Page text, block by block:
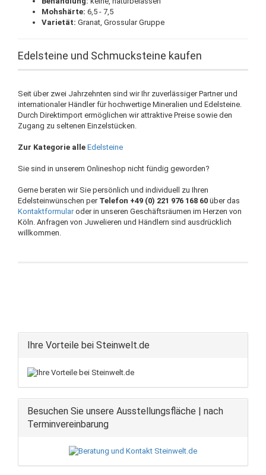
Mohshärte: 6,5 - 7,5
Varietät: Granat, Grossular Gruppe
Edelsteine und Schmucksteine kaufen
Seit über zwei Jahrzehnten sind wir Ihr zuverlässiger Partner und
internationaler Händler für hochwertige Mineralien und Edelsteine.
Durch Direktimport ermöglichen wir attraktive Preise sowie den
Zugang zu seltenen Einzelstücken.
Zur Kategorie alle Edelsteine
Sie sind in unserem Onlineshop nicht fündig geworden?
Gerne beraten wir Sie persönlich und individuell zu Ihren
Edelsteinwünschen per Telefon +49 (0) 221 976 168 60 über das
Kontaktformularoder in unseren Geschäftsräumen im Herzen von
Köln. Anfragen von Juwelieren und Händlern sind ausdrücklich
willkommen.
Ihre Vorteile bei Steinwelt.de
Besuchen Sie unsere Ausstellungsfläche | nach
Terminvereinbarung